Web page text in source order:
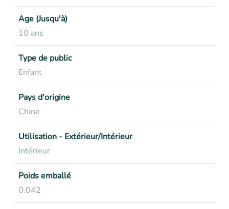
Age (Jusqu'à)
10 ans
Type de public
Enfant
Pays d'origine
Chine
Utilisation - Extérieur/Intérieur
Intérieur
Poids emballé
0.042